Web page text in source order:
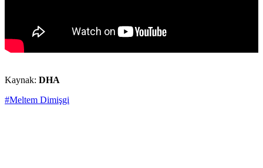
Kaynak: DHA
#Meltem Dimişgi